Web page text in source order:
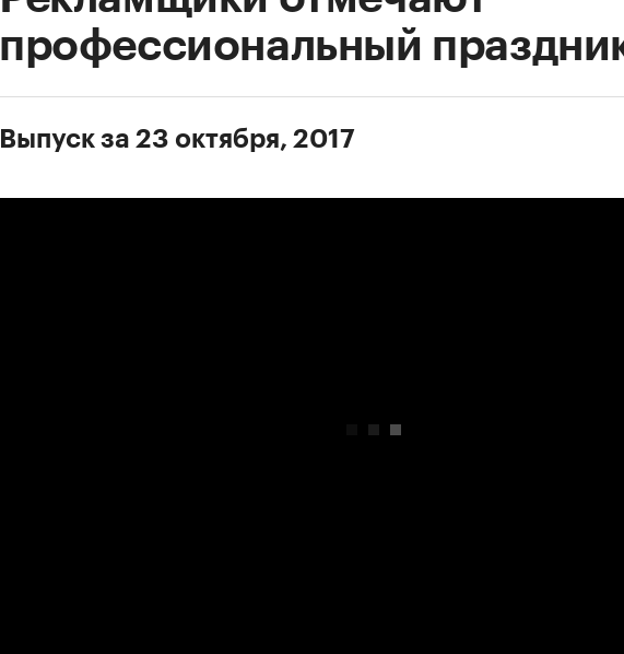
профессиональный
Выпуск за 23 октября, 2017